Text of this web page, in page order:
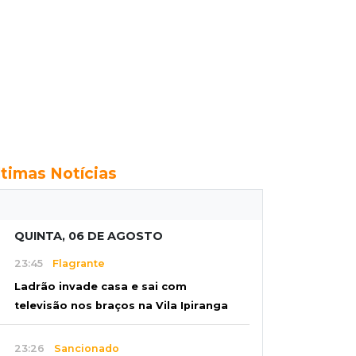
Notícias
QUINTA, 06 DE AGOSTO
23:45 Flagrante
Ladrão invade casa e sai com
televisão nos braços na Vila Ipiranga
23:26 Sancionado